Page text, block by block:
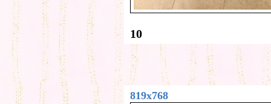
10
819x768